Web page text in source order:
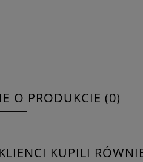
O PRODUKCIE (0)
KUPILI